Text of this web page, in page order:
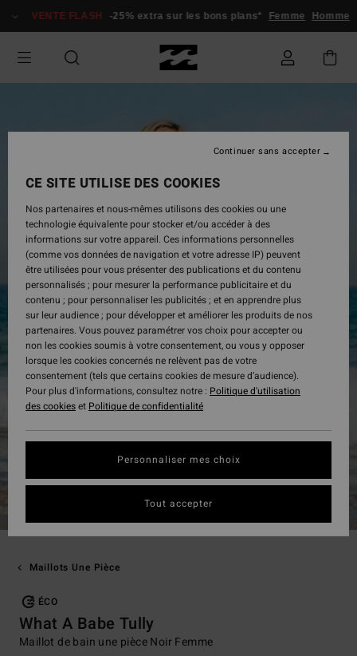
produit
VENTE FLASH -25% extra sur les bons plans* Femme Homme
Maillots Une Pièce
ÉCO
What A Babe Tully
Maillot de bain une pièce Noir Femme
CE SITE UTILISE DES COOKIES
Nos partenaires et nous-mêmes utilisons des cookies ou une
technologie équivalente pour stocker et/ou accéder à des
informations sur votre appareil. Ces informations personnelles
(comme vos données de navigation et votre adresse IP) peuvent
être utilisées pour vous présenter des publications et du contenu
personnalisés ; pour mesurer la performance publicitaire et du
contenu ; pour personnaliser les publicités ; et en apprendre plus
sur leur audience ; pour développer et améliorer les produits de nos
partenaires. Vous pouvez paramétrer vos choix pour accepter ou
non les cookies soumis à votre consentement, ou vous y opposer
lorsque les cookies concernés ne relèvent pas de votre
consentement (tels que certains cookies de mesure d’audience).
Pour plus d'informations, consultez notre : Politique d'utilisation
des cookieset Politique de confidentialité
Personnaliser mes choix
Continuer sans accepter
Tout accepter